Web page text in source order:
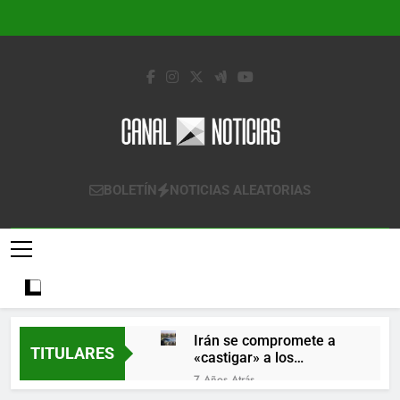
Canal Noticias
Canal Noticias
BOLETÍN NOTICIAS ALEATORIAS
TITULARES
Irán se compromete a
«castigar» a los
responsables de
derribar un avión
7 Años Atrás